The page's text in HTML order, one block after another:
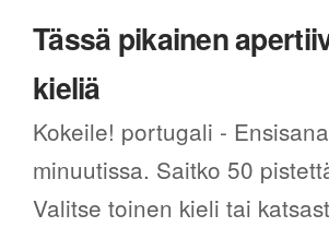
Tässä pikainen
kieliä
Kokeile! portugali -
minuutissa. Saitko 50
Valitse toinen kieli tai